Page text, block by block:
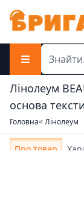
Лінолеум
основа
Головна< Лінолеум
Про товар